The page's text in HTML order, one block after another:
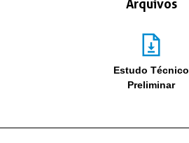
Arquivos
Estudo Técnico
Preliminar